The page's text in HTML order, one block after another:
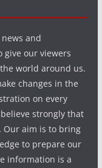
and
give our viewers
world around us.
changes in the
on every
strongly that
Our aim is to bring
to prepare our
information is a